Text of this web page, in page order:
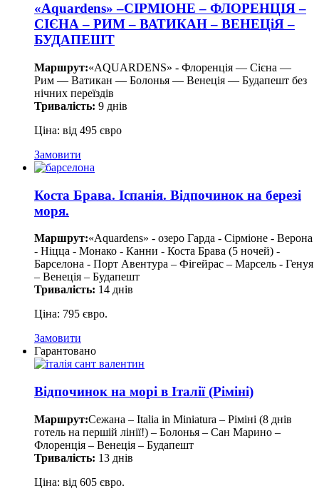
«Aquardens» –СІРМІОНЕ – ФЛОРЕНЦІЯ –
СІЄНА – РИМ – ВАТИКАН – ВЕНЕЦіЯ –
БУДАПЕШТ
Маршрут:«AQUARDENS» - Флоренція — Сієна —
Рим — Ватикан — Болонья — Венеція — Будапешт без
нічних переїздів
Тривалість: 9 днів
Ціна: від 495 євро
Замовити
Коста Брава. Іспанія. Відпочинок на березі
моря.
Маршрут:«Aquardens» - озеро Гарда - Сірміоне - Верона
- Ніцца - Монако - Канни - Коста Брава (5 ночей) -
Барселона - Порт Авентура – Фігейрас – Марсель - Генуя
– Венеція – Будапешт
Тривалість: 14 днів
Ціна: 795 євро.
Замовити
Гарантовано
Відпочинок на морі в Італії (Ріміні)
Маршрут:Сежана – Italia in Miniatura – Ріміні (8 днів
готель на першій лінії!) – Болонья – Сан Марино –
Флоренція – Венеція – Будапешт
Тривалість: 13 днів
Ціна: від 605 євро.